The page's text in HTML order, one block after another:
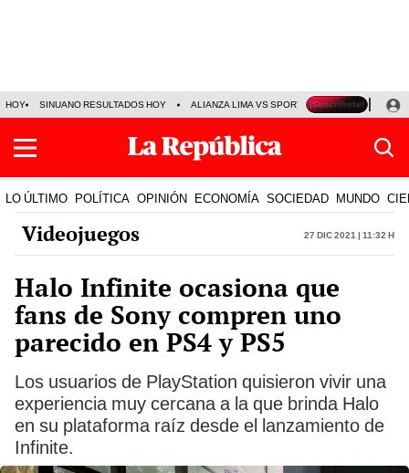
HOY SINUANO RESULTADOS HOY ALIANZA LIMA VS SPORT BOYS JORGE
LO ÚLTIMO POLÍTICA OPINIÓN ECONOMÍA SOCIEDAD MUNDO
Videojuegos 27 Dic 2021 | 11:32 h
Halo Infinite ocasiona que
fans de Sony compren uno
parecido en PS4 y PS5
Los usuarios de PlayStation quisieron vivir una
experiencia muy cercana a la que brinda Halo
en su plataforma raíz desde el lanzamiento de
Infinite.